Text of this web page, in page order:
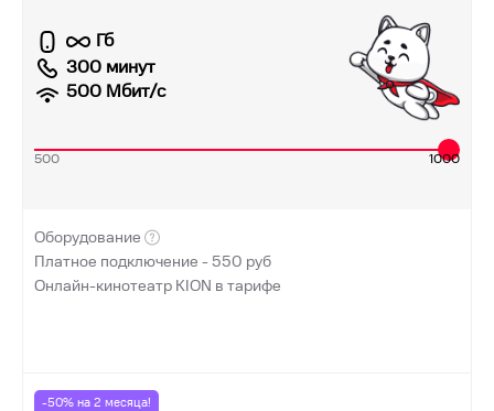
Гб
300 минут
500 Мбит/с
500 1000
Оборудование
Платное подключение -550 руб
Онлайн-кинотеатр KION в тарифе
-50% на 2 месяца!